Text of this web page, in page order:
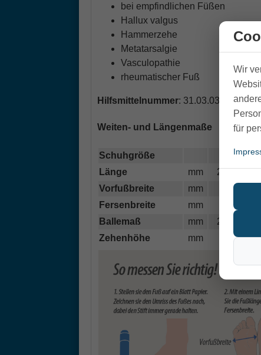
bei empfindlichen Füßen
Hallux valgus
Hammerzehe
Metatarsalgie
Vasculopathie
rheumatischer Fuß
Hilfsmittelnummer: 31.03.03.4115
Weiten- und Längenmaße
Schuhgröße 38
Länge
mm 228 237
Vorfußbreite
mm
Fersenbreite
mm
Ballemaß
mm 240
Zehenhöhe
mm 29
Wir
für